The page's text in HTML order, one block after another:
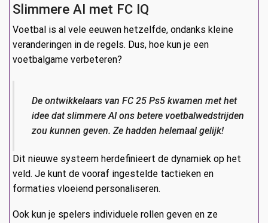
Slimmere AI met FC IQ
Voetbal is al vele eeuwen hetzelfde, ondanks kleine
veranderingen in de regels. Dus, hoe kun je een
voetbalgame verbeteren?
De ontwikkelaars van FC 25 Ps5 kwamen met het
idee dat slimmere AI ons betere voetbalwedstrijden
zou kunnen geven. Ze hadden helemaal gelijk!
Dit nieuwe systeem herdefinieert de dynamiek op het
veld. Je kunt de vooraf ingestelde tactieken en
formaties vloeiend personaliseren.
Ook kun je spelers individuele rollen geven en ze